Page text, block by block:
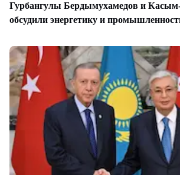
Гурбангулы Бердымухамедов и
обсудили энергетику и